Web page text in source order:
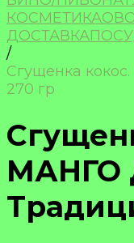
КОСМЕТИКА
ДОСТАВКА
/
Сгущенка
270 гр
МАНГО